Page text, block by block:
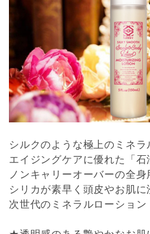
シルクのような極上のミネラ
エイジングケアに優れた「
ノンキャリーオーバーの全身
シリカが素早く頭皮やお肌
次世代のミネラルローション